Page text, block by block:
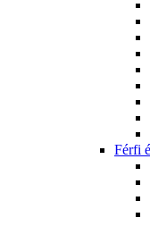
Férfi